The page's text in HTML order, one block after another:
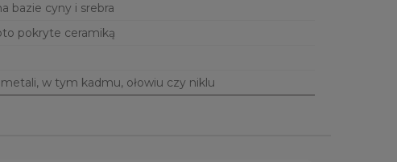
bazie cyny i srebra
pokryte ceramiką
w tym kadmu, ołowiu czy niklu